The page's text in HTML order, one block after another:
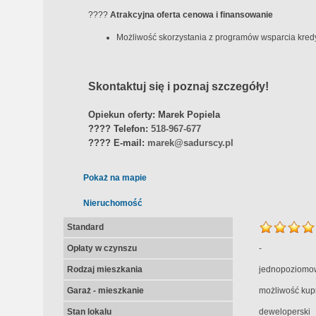
???? Atrakcyjna oferta cenowa i finansowanie
Możliwość skorzystania z programów wsparcia
Skontaktuj się i poznaj szczegóły!
Opiekun oferty: Marek Popiela
???? Telefon: 518-967-677
???? E-mail: marek@sadurscy.pl
Pokaż na mapie
Nieruchomość
Standard
Opłaty w czynszu -
Rodzaj mieszkania
Garaż - mieszkanie możliwość
Stan lokalu deweloperski